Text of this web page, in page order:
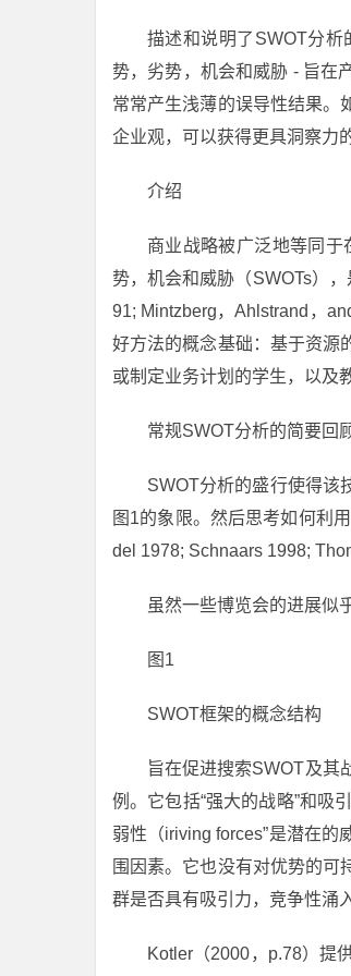
描述和说明了SWOT分
势，劣势，机会和威胁 - 旨在
常常产生浅薄的误导性结果。
企业观，可以获得更具洞察力
介绍
商业战略被广泛地等同
势，机会和威胁（SWOTs）
91; Mintzberg，Ahlstrand，
好方法的概念基础：基于资源
或制定业务计划的学生，以及
常规SWOT分析的简要回
SWOT分析的盛行使得该
图1的象限。然后思考如何利
del 1978; Schnaars 1998;
虽然一些博览会的进展似
图1
SWOT框架的概念结构
旨在促进搜索SWOT及其
例。它包括“强大的战略”和吸
弱性（iriving forces”是潜在
围因素。它也没有对优势的可
群是否具有吸引力，竞争性涌
Kotler（2000，p.78）提